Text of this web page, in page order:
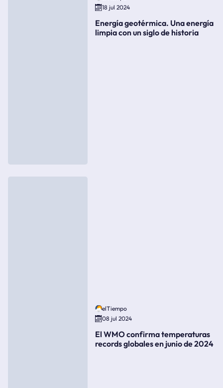
18 jul 2024
Energía geotérmica. Una energía
limpia con un siglo de historia
elTiempo
08 jul 2024
El WMO confirma temperaturas
records globales en junio de 2024